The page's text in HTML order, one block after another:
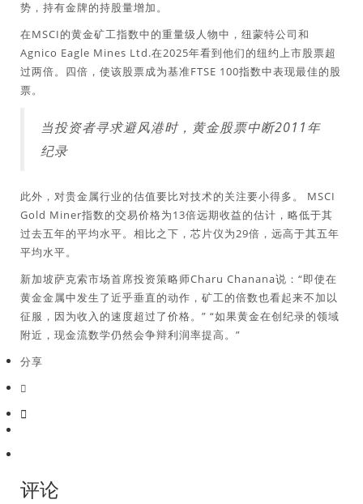
势，持有金牌的持股量增加。
在MSCI的黄金矿工指数中的重量级人物中，纽蒙特公司和
Agnico Eagle Mines Ltd.在2025年看到他们的纽约上市股票超
过两倍。四倍，使该股票成为基准FTSE 100指数中表现最佳的股
票。
当投资者寻求避风港时，黄金股票中断2011年
纪录
此外，对贵金属行业的估值要比对技术的关注要小得多。 MSCI
Gold Miner指数的交易价格为13倍远期收益的估计，略低于其
过去五年的平均水平。相比之下，芯片仪为29倍，远高于其五年
平均水平。
新加坡萨克索市场首席投资策略师Charu Chanana说：“即使在
黄金金属中发生了近乎垂直的动作，矿工的倍数也看起来不加以
征服，因为收入的速度超过了价格。” “如果黄金在创纪录的领域
附近，现金流数学仍然会争辩利润率提高。”
分享
评论